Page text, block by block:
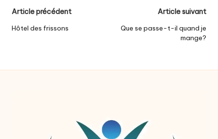
Post
navigation
Article précédent
Hôtel des frissons
Article suivant
Que se passe-t-il quand je
mange?